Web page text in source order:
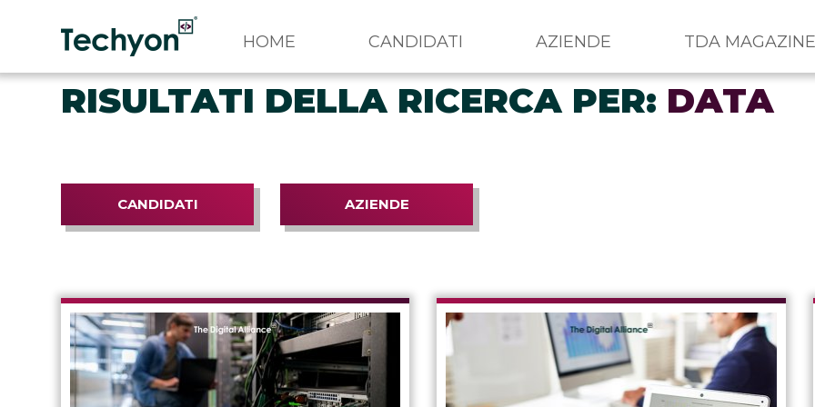
HOME CANDIDATI AZIENDE TDA MAGAZINE
RISULTATI DELLA RICERCA PER: DATA
CANDIDATI AZIENDE